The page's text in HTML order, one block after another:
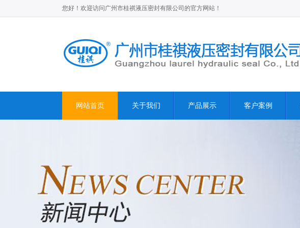
您好！欢迎访问广州市桂祺液压密封有限公司的官方网站！
网站首页 关于我们 产品展示 客户案例